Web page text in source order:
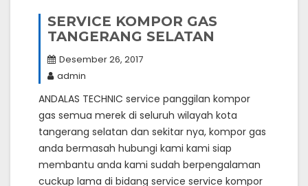
SERVICE KOMPOR GAS
TANGERANG SELATAN
Desember 26, 2017
admin
ANDALAS TECHNIC service panggilan kompor
gas semua merek di seluruh wilayah kota
tangerang selatan dan sekitar nya, kompor gas
anda bermasah hubungi kami kami siap
membantu anda kami sudah berpengalaman
cuckup lama di bidang service service kompor